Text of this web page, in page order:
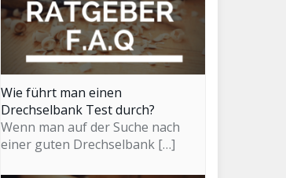
Wie führt man einen
Drechselbank Test durch?
Wenn man auf der Suche nach
einer guten Drechselbank […]